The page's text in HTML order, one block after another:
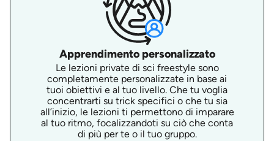
Apprendimento personalizzato
Le lezioni private di sci freestyle sono
completamente personalizzate in base ai
tuoi obiettivi e al tuo livello. Che tu voglia
concentrarti su trick specifici o che tu sia
all’inizio, le lezioni ti permettono di imparare
al tuo ritmo, focalizzandoti su ciò che conta
di più per te o il tuo gruppo.